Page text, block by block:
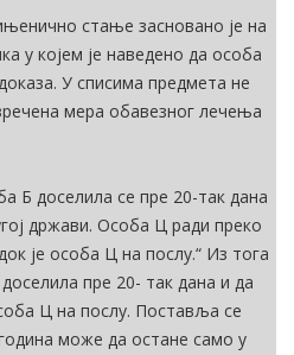
стање засновано је на
у којем је наведено да особа
У списима предмета не
мера обавезног лечења
Б доселила се пре 20-так дана
држави. Особа Ц ради преко
је особа Ц на послу.“ Из тога
пре 20- так дана и да
Ц на послу. Поставља се
може да остане само у